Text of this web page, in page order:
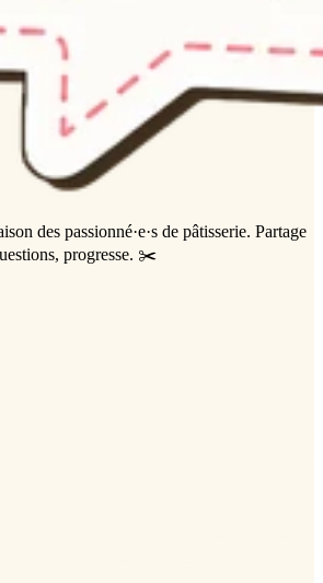
des passionné·e·s de pâtisserie. Partage
progresse. ✂️